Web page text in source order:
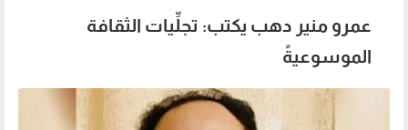
عمرو منير دهب يكتب: تجلِّيات الثقافة
الموسوعيةً